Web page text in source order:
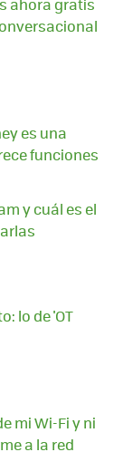
es una
funciones
y cuál es el
lo de 'OT
mi Wi-Fi y ni
a la red